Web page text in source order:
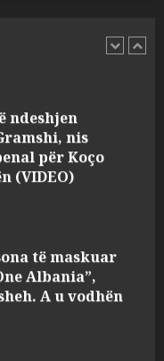
nis
për Koço
(VIDEO)
të maskuar
Albania”,
A u vodhën